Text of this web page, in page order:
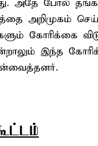
அதே போல்
அறிமுகம்
கோரிக்கை
இந்த